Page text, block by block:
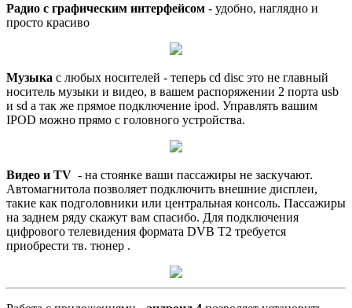
Радио с графическим интерфейсом - удобно, наглядно и
просто красиво
Музыка с любых носителей - теперь cd disc это не главный
носитель музыки и видео, в вашем распоряжении 2 порта usb
и sd а так же прямое подключение ipod. Управлять вашим
IPOD можно прямо с головного устройства.
Видео и TV - на стоянке ваши пассажиры не заскучают.
Автомагнитола позволяет подключить внешние дисплеи,
такие как подголовники или центральная консоль. Пассажиры
на заднем ряду скажут вам спасибо. Для подключения
цифрового телевидения формата DVB T2 требуется
приобрести тв. тюнер .